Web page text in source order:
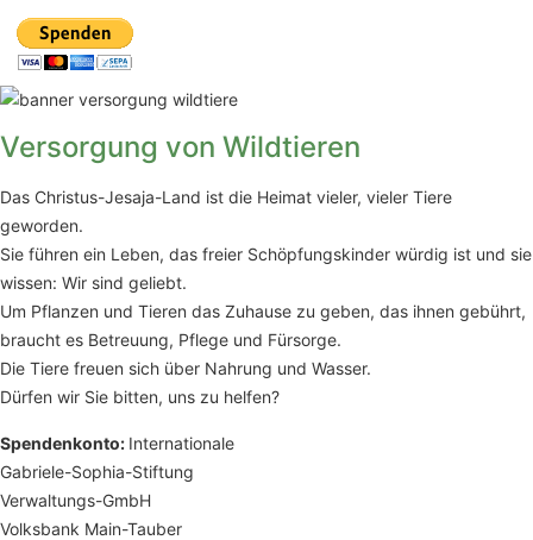
Versorgung von Wildtieren
Das Christus-Jesaja-Land ist die Heimat vieler, vieler Tiere
geworden.
Sie führen ein Leben, das freier Schöpfungskinder würdig ist und sie
wissen: Wir sind geliebt.
Um Pflanzen und Tieren das Zuhause zu geben, das ihnen gebührt,
braucht es Betreuung, Pflege und Fürsorge.
Die Tiere freuen sich über Nahrung und Wasser.
Dürfen wir Sie bitten, uns zu helfen?
Spendenkonto: Internationale
Gabriele-Sophia-Stiftung
Verwaltungs-GmbH
Volksbank Main-Tauber